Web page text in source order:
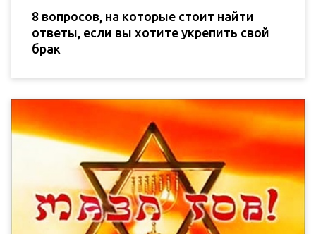
8 вопросов, на которые стоит найти
ответы, если вы хотите укрепить свой
брак